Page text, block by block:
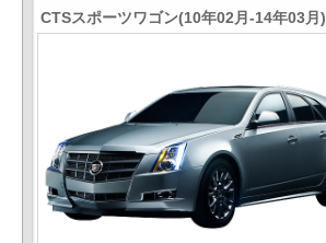
CTSスポーツワゴン(10年02月-14年03月)